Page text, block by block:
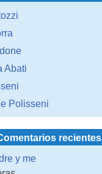
Abati
Polisseni
recientes
y me